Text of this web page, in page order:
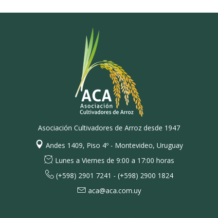
Asociación Cultivadores de Arroz desde 1947
Andes 1409, Piso 4º - Montevideo, Uruguay
Lunes a Viernes de 9:00 a 17:00 horas
(+598) 2901 7241 - (+598) 2900 1824
aca@aca.com.uy